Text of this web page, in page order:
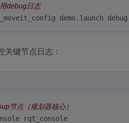
debug日志
demo.launch
键节点日志：
节点（规划器核心）
rqt_console